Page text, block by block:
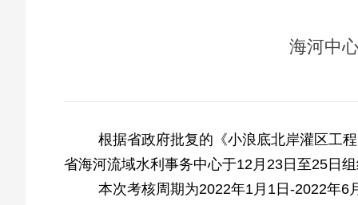
海河中
根据省政府批复的《小浪底北岸灌区工
省海河流域水利事务中心于12月23日至25日
本次考核周期为2022年1月1日-2022年6